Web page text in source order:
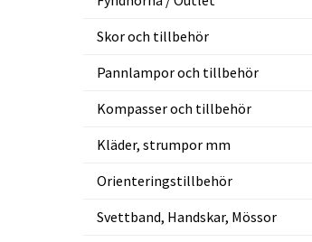
Skor och tillbehör
Pannlampor och tillbehör
Kompasser och tillbehör
Kläder, strumpor mm
Orienteringstillbehör
Svettband, Handskar, Mössor